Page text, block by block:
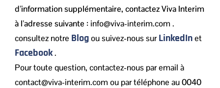
d’information supplémentaire, contactez Viva Interim
à l’adresse suivante : info@viva-interim.com .
consultez notre Blogou suivez-nous sur LinkedInet
Facebook.
Pour toute question, contactez-nous par email à
contact@viva-interim.com ou par téléphone au0040